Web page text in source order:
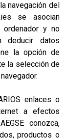
navegación del
se asocian
ordenador y no
deducir datos
la opción de
la selección de
enlaces o
a efectos
conozca,
productos o